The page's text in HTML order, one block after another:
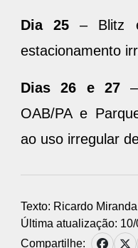
estacionamento
Dias 26 e 27–
OAB/PA e
ao uso irregular
Texto: Ricardo Miranda
Compartilhe: